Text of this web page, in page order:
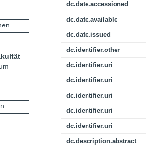
dc.date.accessioned
dc.date.available
dc.date.issued
dc.identifier.other
dc.identifier.uri
dc.identifier.uri
dc.identifier.uri
dc.identifier.uri
dc.identifier.uri
dc.description.abstract